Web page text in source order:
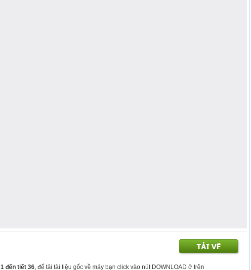
đến tiết 36, để tải tài liệu gốc về máy bạn click vào nút DOWNLOAD ở trên